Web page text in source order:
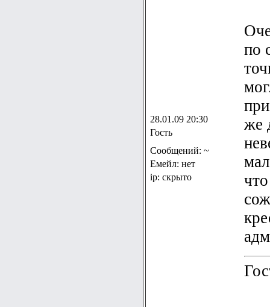
28.01.09 20:30
Гость
Сообщений: ~
Емейл: нет
ip: скрыто
по
же